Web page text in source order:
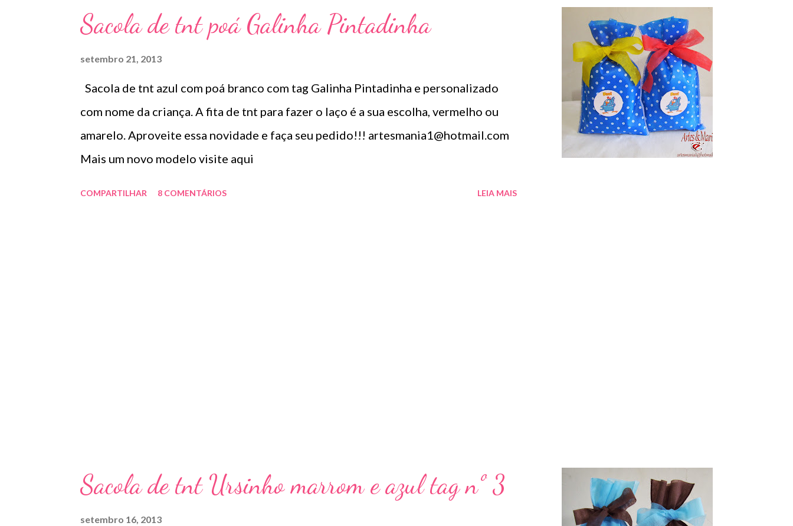
Sacola de tnt poá Galinha Pintadinha
setembro 21, 2013
Sacola de tnt azul com poá branco com tag Galinha Pintadinha e personalizado
com nome da criança. A fita de tnt para fazer o laço é a sua escolha, vermelho ou
amarelo. Aproveite essa novidade e faça seu pedido!!! artesmania1@hotmail.com
Mais um novo modelo visite aqui
COMPARTILHAR 8 COMENTÁRIOS LEIA MAIS
Sacola de tnt Ursinho marrom e azul tag nº 3
setembro 16, 2013